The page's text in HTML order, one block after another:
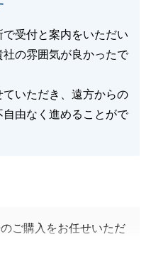
受付と案内をいただい
の雰囲気が良かったで
いただき、遠方からの
由なく進めることがで
ご購入をお任せいただ